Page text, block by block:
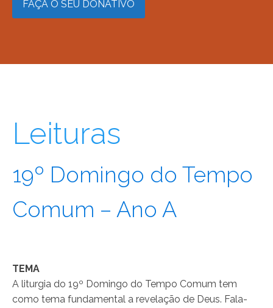
FAÇA O SEU DONATIVO
Leituras​
19º Domingo do Tempo
Comum – Ano A
TEMA
A liturgia do 19º Domingo do Tempo Comum tem
como tema fundamental a revelação de Deus. Fala-